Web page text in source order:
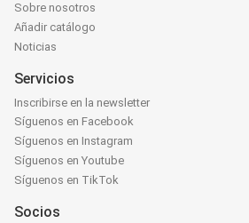
Sobre nosotros
Añadir catálogo
Noticias
Servicios
Inscribirse en la newsletter
Síguenos en Facebook
Síguenos en Instagram
Síguenos en Youtube
Síguenos en TikTok
Socios